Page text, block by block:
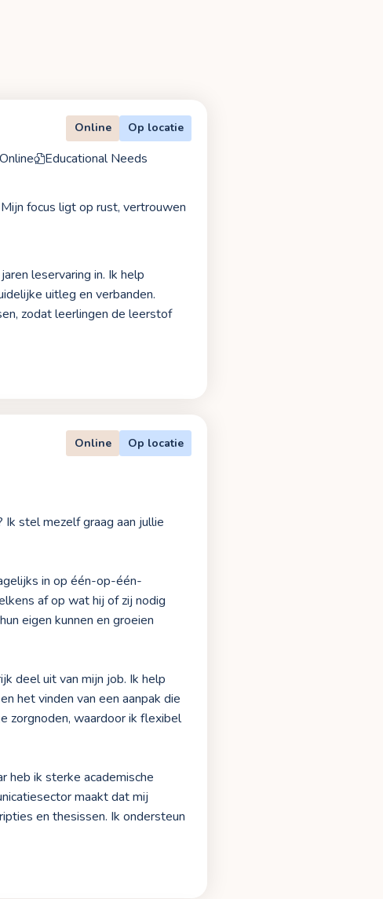
Online Op locatie
Online Educational Needs
focus ligt op rust, vertrouwen
leservaring in. Ik help
uitleg en verbanden.
zodat leerlingen de leerstof
Online Op locatie
stel mezelf graag aan jullie
in op één-op-één-
af op wat hij of zij nodig
eigen kunnen en groeien
deel uit van mijn job. Ik help
het vinden van een aanpak die
zorgnoden, waardoor ik flexibel
heb ik sterke academische
maakt dat mij
en thesissen. Ik ondersteun